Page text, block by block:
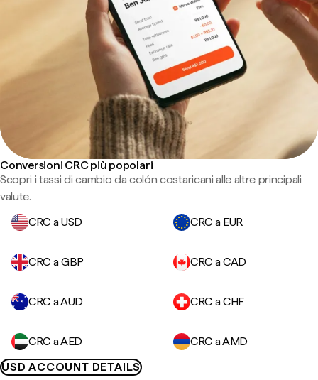
Conversioni CRC più popolari
Scopri i tassi di cambio da colón costaricani alle altre principali
valute.
CRC a USD
CRC a EUR
CRC a GBP CRC a CAD
CRC a AUD CRC a CHF
CRC a AED
CRC a AMD
USD ACCOUNT DETAILS